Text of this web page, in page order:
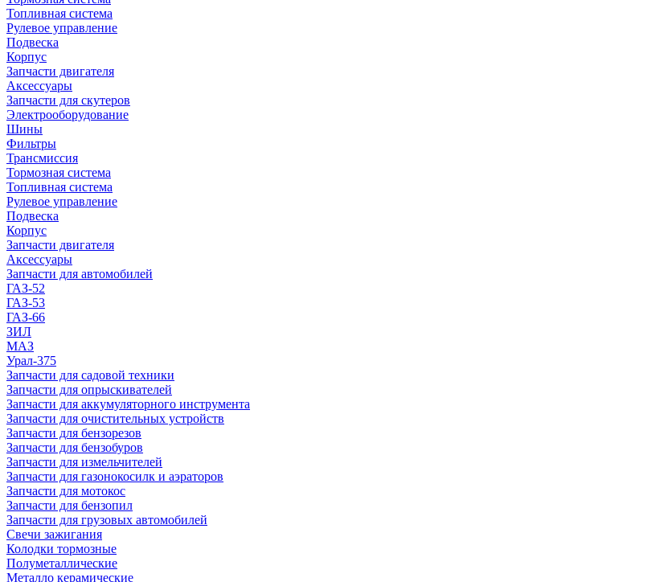
Топливная система
Рулевое управление
Подвеска
Корпус
Запчасти двигателя
Аксессуары
Запчасти для скутеров
Электрооборудование
Шины
Фильтры
Трансмиссия
Тормозная система
Топливная система
Рулевое управление
Подвеска
Корпус
Запчасти двигателя
Аксессуары
Запчасти для автомобилей
ГАЗ-52
ГАЗ-53
ГАЗ-66
ЗИЛ
МАЗ
Урал-375
Запчасти для садовой техники
Запчасти для опрыскивателей
Запчасти для аккумуляторного инструмента
Запчасти для очистительных устройств
Запчасти для бензорезов
Запчасти для бензобуров
Запчасти для измельчителей
Запчасти для газонокосилк и аэраторов
Запчасти для мотокос
Запчасти для бензопил
Запчасти для грузовых автомобилей
Свечи зажигания
Колодки тормозные
Полуметаллические
Металло керамические